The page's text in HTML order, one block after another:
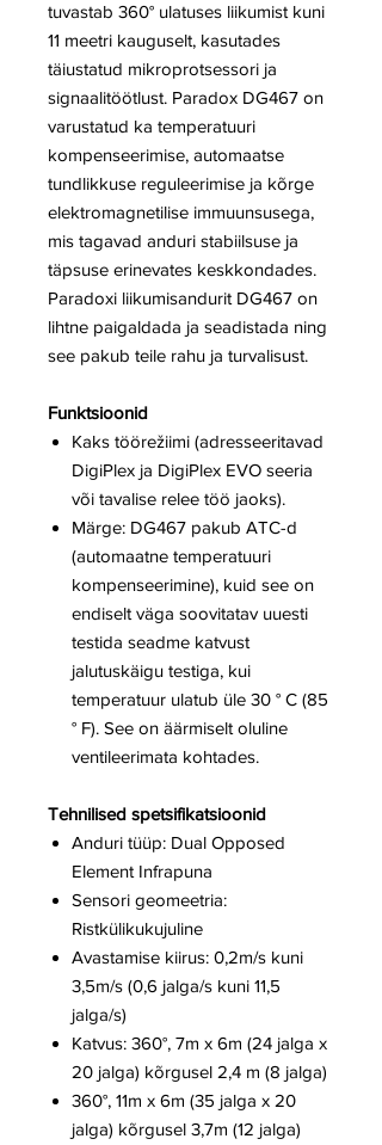
tuvastab 360° ulatuses liikumist kuni
11 meetri kauguselt, kasutades
täiustatud mikroprotsessori ja
signaalitöötlust. Paradox DG467 on
varustatud ka temperatuuri
kompenseerimise, automaatse
tundlikkuse reguleerimise ja kõrge
elektromagnetilise immuunsusega,
mis tagavad anduri stabiilsuse ja
täpsuse erinevates keskkondades.
Paradoxi liikumisandurit DG467 on
lihtne paigaldada ja seadistada ning
see pakub teile rahu ja turvalisust.
Funktsioonid
Kaks töörežiimi (adresseeritavad
DigiPlex ja DigiPlex EVO seeria
või tavalise relee töö jaoks).
Märge: DG467 pakub ATC-d
(automaatne temperatuuri
kompenseerimine), kuid see on
endiselt väga soovitatav uuesti
testida seadme katvust
jalutuskäigu testiga, kui
temperatuur ulatub üle 30 ° C (85
° F). See on äärmiselt oluline
ventileerimata kohtades.
Tehnilised spetsifikatsioonid
Anduri tüüp: Dual Opposed
Element Infrapuna
Sensori geomeetria:
Ristkülikukujuline
Avastamise kiirus: 0,2m/s kuni
3,5m/s (0,6 jalga/s kuni 11,5
jalga/s)
Katvus: 360°, 7m x 6m (24 jalga x
20 jalga) kõrgusel 2,4 m (8 jalga)
360°, 11m x 6m (35 jalga x 20
jalga) kõrgusel 3,7m (12 jalga)